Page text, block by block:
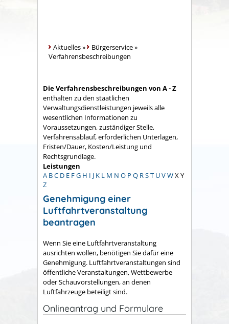
Aktuelles» Bürgerservice»
Verfahrensbeschreibungen
Die Verfahrensbeschreibungen von A - Z
enthalten zu den staatlichen
Verwaltungsdienstleistungen jeweils alle
wesentlichen Informationen zu
Voraussetzungen, zuständiger Stelle,
Verfahrensablauf, erforderlichen Unterlagen,
Fristen/Dauer, Kosten/Leistung und
Rechtsgrundlage.
Leistungen
A BC D E FG H I J K L M N O P Q RST UVWX Y
Z
Genehmigung einer
Luftfahrtveranstaltung
beantragen
Wenn Sie eine Luftfahrtveranstaltung
ausrichten wollen, benötigen Sie dafür eine
Genehmigung. Luftfahrtveranstaltungen sind
öffentliche Veranstaltungen, Wettbewerbe
oder Schauvorstellungen, an denen
Luftfahrzeuge beteiligt sind.
Onlineantrag und Formulare